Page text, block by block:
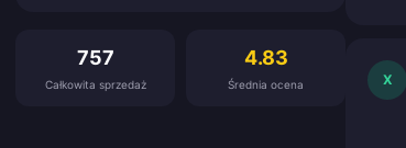
757
Całkowita sprzedaż
4.83
Średnia ocena X